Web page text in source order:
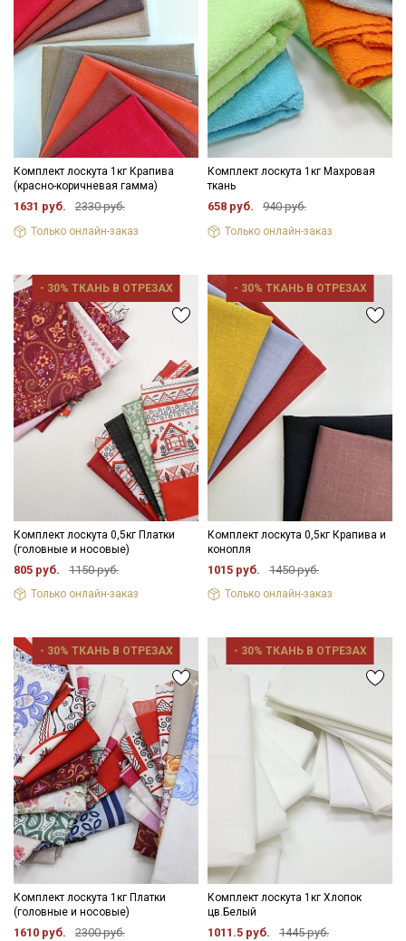
Комплект лоскута 1кг Крапива
(красно-коричневая гамма)
1631 руб. 2330 руб.
Только онлайн-заказ
Комплект лоскута 1кг Махровая
ткань
658 руб. 940 руб.
Только онлайн-заказ
- 30% ТКАНЬ В ОТРЕЗАХ
Комплект лоскута 0,5кг Платки
(головные и носовые)
805 руб. 1150 руб.
Только онлайн-заказ
- 30% ТКАНЬ В ОТРЕЗАХ
Комплект лоскута 0,5кг Крапива и
конопля
1015 руб. 1450 руб.
Только онлайн-заказ
- 30% ТКАНЬ В ОТРЕЗАХ
Комплект лоскута 1кг Платки
(головные и носовые)
1610 руб. 2300 руб.
- 30% ТКАНЬ В ОТРЕЗАХ
Комплект лоскута 1кг Хлопок
цв.Белый
1011.5 руб. 1445 руб.